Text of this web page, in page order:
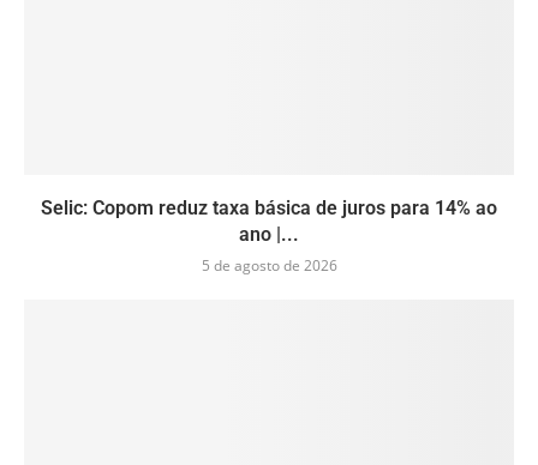
Selic: Copom reduz taxa básica de juros para 14% ao
ano |...
5 de agosto de 2026